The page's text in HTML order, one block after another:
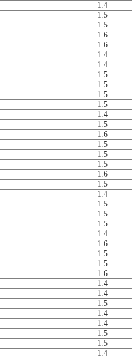
1.4
1.5
1.5
1.6
1.6
1.4
1.4
1.5
1.5
1.5
1.5
1.4
1.5
1.6
1.5
1.5
1.5
1.6
1.5
1.4
1.5
1.5
1.5
1.4
1.6
1.5
1.5
1.6
1.4
1.4
1.5
1.4
1.4
1.5
1.5
1.4